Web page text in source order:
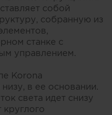
собой
собранную из
станке с
управлением.
Korona
в ее основании.
света идет снизу
круглого